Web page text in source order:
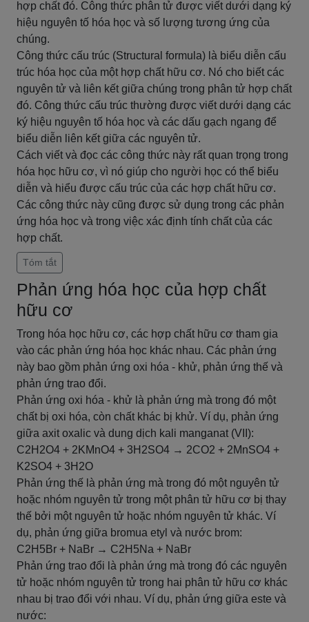
hợp chất đó. Công thức phân tử được viết dưới dạng ký
hiệu nguyên tố hóa học và số lượng tương ứng của
chúng.
Công thức cấu trúc (Structural formula) là biểu diễn cấu
trúc hóa học của một hợp chất hữu cơ. Nó cho biết các
nguyên tử và liên kết giữa chúng trong phân tử hợp chất
đó. Công thức cấu trúc thường được viết dưới dạng các
ký hiệu nguyên tố hóa học và các dấu gạch ngang để
biểu diễn liên kết giữa các nguyên tử.
Cách viết và đọc các công thức này rất quan trọng trong
hóa học hữu cơ, vì nó giúp cho người học có thể biểu
diễn và hiểu được cấu trúc của các hợp chất hữu cơ.
Các công thức này cũng được sử dụng trong các phản
ứng hóa học và trong việc xác định tính chất của các
hợp chất.
Tóm tắt
Phản ứng hóa học của hợp chất
hữu cơ
Trong hóa học hữu cơ, các hợp chất hữu cơ tham gia
vào các phản ứng hóa học khác nhau. Các phản ứng
này bao gồm phản ứng oxi hóa - khử, phản ứng thế và
phản ứng trao đổi.
Phản ứng oxi hóa - khử là phản ứng mà trong đó một
chất bị oxi hóa, còn chất khác bị khử. Ví dụ, phản ứng
giữa axit oxalic và dung dịch kali manganat (VII):
C2H2O4 + 2KMnO4 + 3H2SO4 → 2CO2 + 2MnSO4 +
K2SO4 + 3H2O
Phản ứng thế là phản ứng mà trong đó một nguyên tử
hoặc nhóm nguyên tử trong một phân tử hữu cơ bị thay
thế bởi một nguyên tử hoặc nhóm nguyên tử khác. Ví
dụ, phản ứng giữa bromua etyl và nước brom:
C2H5Br + NaBr → C2H5Na + NaBr
Phản ứng trao đổi là phản ứng mà trong đó các nguyên
tử hoặc nhóm nguyên tử trong hai phân tử hữu cơ khác
nhau bị trao đổi với nhau. Ví dụ, phản ứng giữa este và
nước: